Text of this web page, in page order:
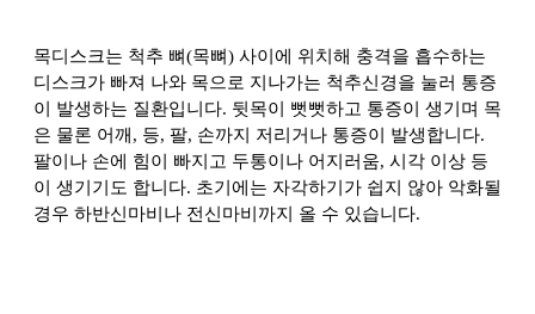
목디스크는 척추 뼈(목뼈) 사이에 위치해 충격을 흡수하는
디스크가 빠져 나와 목으로 지나가는 척추신경을 눌러 통증
이 발생하는 질환입니다. 뒷목이 뻣뻣하고 통증이 생기며 목
은 물론 어깨, 등, 팔, 손까지 저리거나 통증이 발생합니다.
팔이나 손에 힘이 빠지고 두통이나 어지러움, 시각 이상 등
이 생기기도 합니다. 초기에는 자각하기가 쉽지 않아 악화될
경우 하반신마비나 전신마비까지 올 수 있습니다.